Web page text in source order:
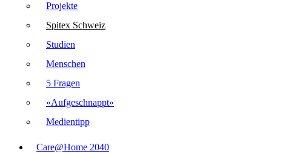
Projekte
Spitex Schweiz
Studien
Menschen
5 Fragen
«Aufgeschnappt»
Medientipp
Care@Home 2040